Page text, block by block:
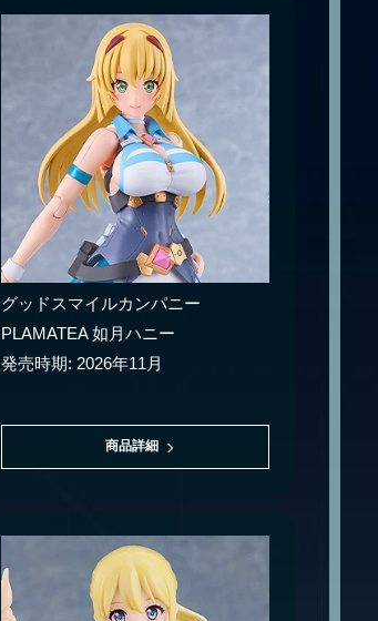
グッドスマイルカンパニー
PLAMATEA 如月ハニー
発売時期: 2026年11月
商品詳細